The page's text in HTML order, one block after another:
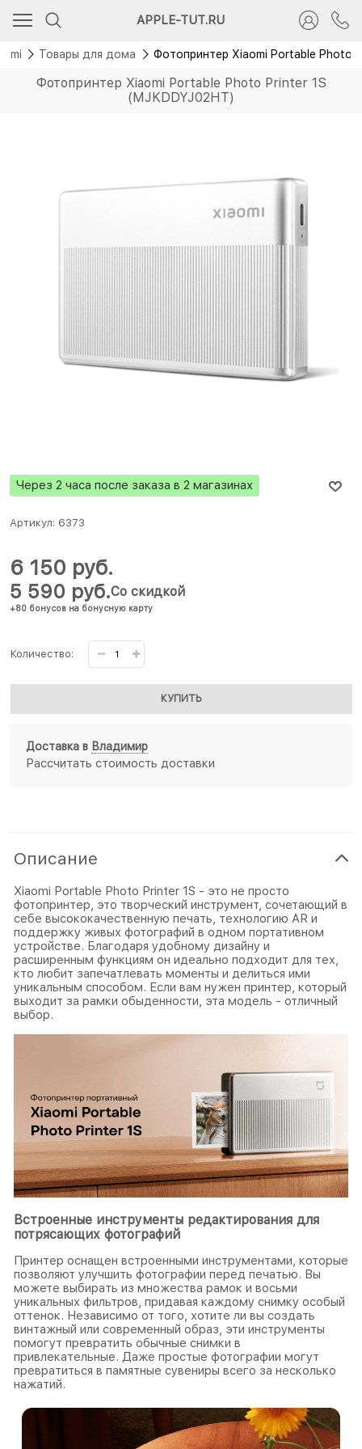
APPLE-TUT.RU
Товары для дома Фотопринтер Xiaomi Portable Photo
Фотопринтер Xiaomi Portable Photo Printer 1S
(MJKDDYJ02HT)
Новинка
Через 2 часа после заказа в 2 магазинах
Артикул: 6373
5 590 руб.
+80 бонусов на бонусную карту
Со скидкой
6 150 руб.
Количество:
КУПИТЬ
Доставка в Владимир
Рассчитать стоимость доставки
Описание
Xiaomi Portable Photo Printer 1S - это не просто
фотопринтер, это творческий инструмент, сочетающий в
себе высококачественную печать, технологию AR и
поддержку живых фотографий в одном портативном
устройстве. Благодаря удобному дизайну и
расширенным функциям он идеально подходит для тех,
кто любит запечатлевать моменты и делиться ими
уникальным способом. Если вам нужен принтер, который
выходит за рамки обыденности, эта модель - отличный
выбор.
Встроенные инструменты редактирования для
потрясающих фотографий
Принтер оснащен встроенными инструментами, которые
позволяют улучшить фотографии перед печатью. Вы
можете выбирать из множества рамок и восьми
уникальных фильтров, придавая каждому снимку особый
оттенок. Независимо от того, хотите ли вы создать
винтажный или современный образ, эти инструменты
помогут превратить обычные снимки в
привлекательные. Даже простые фотографии могут
превратиться в памятные сувениры всего за несколько
нажатий.